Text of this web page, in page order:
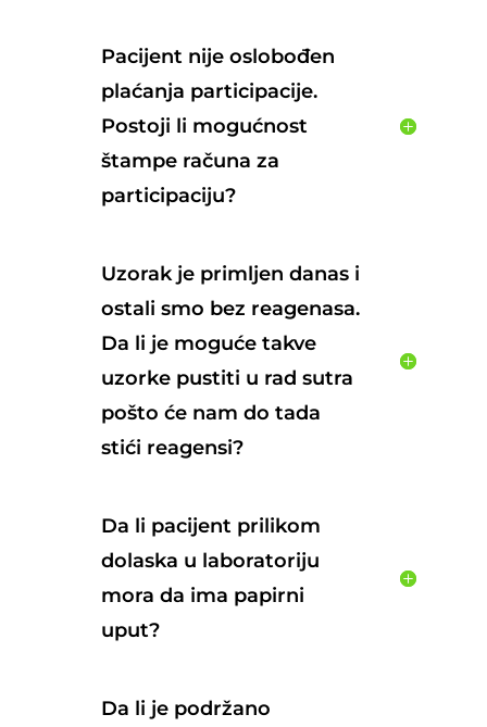
Pacijent nije oslobođen
plaćanja participacije.
Postoji li mogućnost
štampe računa za
participaciju?
Uzorak je primljen danas i
ostali smo bez reagenasa.
Da li je moguće takve
uzorke pustiti u rad sutra
pošto će nam do tada
stići reagensi?
Da li pacijent prilikom
dolaska u laboratoriju
mora da ima papirni
uput?
Da li je podržano